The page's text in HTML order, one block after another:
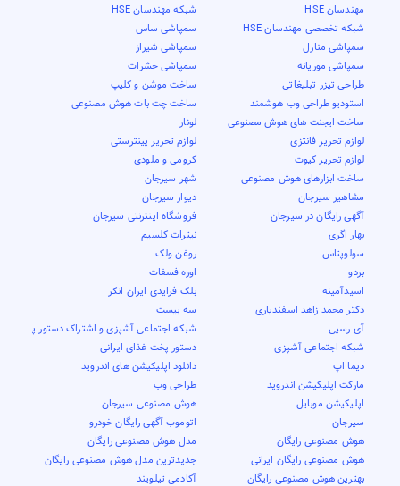
مهندسان HSE
شبکه مهندسان HSE
شبکه تخصصی مهندسان HSE
سمپاشی ساس
سمپاشی منازل
سمپاشی شیراز
سمپاشی موریانه
سمپاشی حشرات
طراحی تیزر تبلیغاتی
ساخت موشن و کلیپ
استودیو طراحی وب هوشمند
ساخت چت بات هوش مصنوعی
ساخت ایجنت های هوش مصنوعی
لونار
لوازم تحریر فانتزی
لوازم تحریر پینترستی
لوازم تحریر کیوت
کرومی و ملودی
ساخت ابزارهای هوش مصنوعی
شهر سیرجان
مشاهیر سیرجان
دیوار سیرجان
آگهی رایگان در سیرجان
فروشگاه اینترنتی سیرجان
بهار اگری
نیترات کلسیم
سولوپتاس
روغن ولک
بردو
اوره فسفات
اسیدآمینه
بلک فرایدی ایران انکر
دکتر محمد زاهد اسفندیاری
سه بیست
آی رسپی
شبکه اجتماعی آشپزی و اشتراک دستور پخت
شبکه اجتماعی آشپزی
دستور پخت غذای ایرانی
دیما اپ
دانلود اپلیکیشن های اندروید
مارکت اپلیکیشن اندروید
طراحی وب
اپلیکیشن موبایل
هوش مصنوعی سیرجان
سیرجان
اتوموب آگهی رایگان خودرو
هوش مصنوعی رایگان
مدل هوش مصنوعی رایگان
هوش مصنوعی رایگان ایرانی
جدیدترین مدل هوش مصنوعی رایگان
بهترین هوش مصنوعی رایگان
آکادمی تیلویند